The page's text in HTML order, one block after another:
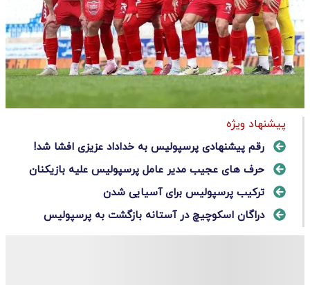
پیشنهاد ویژه
رقم پیشنهادی پرسپولیس به خداداد عزیزی افشا شد!
حرف های عجیب مدیر عامل پرسپولیس علیه بازیکنان
ترکیب پرسپولیس برای آسیایی شدن
دراگان اسکوچیچ در آستانه بازگشت به پرسپولیس